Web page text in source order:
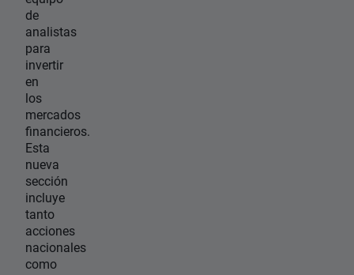
de
analistas
para
invertir
en
los
mercados
financieros.
Esta
nueva
sección
incluye
tanto
acciones
nacionales
como